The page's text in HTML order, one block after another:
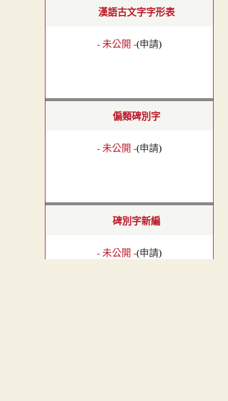
漢語古文字字形表
- 未公開 -(申請)
偏類碑別字
- 未公開 -(申請)
碑別字新編
- 未公開 -(申請)